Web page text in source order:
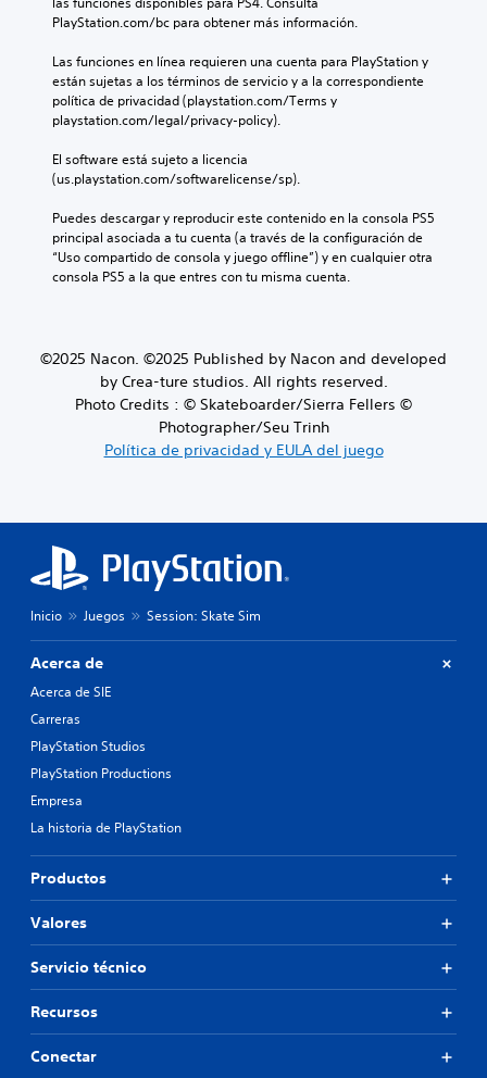
PlayStation.com/bc para obtener más información.
Las funciones en línea requieren una cuenta para PlayStation y
están sujetas a los términos de servicio y a la correspondiente
política de privacidad (playstation.com/Terms y
playstation.com/legal/privacy-policy).
El software está sujeto a licencia
(us.playstation.com/softwarelicense/sp).
Puedes descargar y reproducir este contenido en la consola PS5
principal asociada a tu cuenta (a través de la configuración de
“Uso compartido de consola y juego offline”) y en cualquier otra
consola PS5 a la que entres con tu misma cuenta.
©2025 Nacon. ©2025 Published by Nacon and developed
by Crea-ture studios. All rights reserved.
Photo Credits : © Skateboarder/Sierra Fellers ©
Photographer/Seu Trinh
Política de privacidad y EULA del juego
Inicio Juegos Session: Skate Sim
Acerca de
Acerca de SIE
Carreras
PlayStation Studios
PlayStation Productions
Empresa
La historia de PlayStation
Productos
Valores
Servicio técnico
Recursos
Conectar